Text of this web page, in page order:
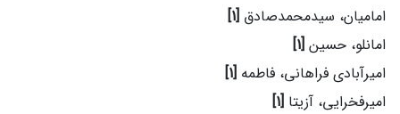
امامیان، سیدمحمدصادق [1]
امانلو، حسین [1]
امیرآبادی فراهانی، فاطمه [1]
امیرفخرایی، آزیتا [1]